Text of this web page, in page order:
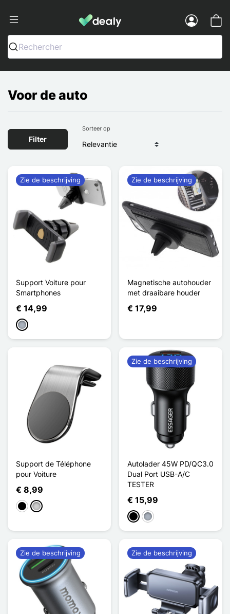
Dealy - Telefoonhoesjes en
Rechercher
Voor de auto
Filter
Sorteer op
Support Voiture pour
Smartphones
€ 14,99
Grijs
Zie de beschrijving
Magnetische autohouder
met draaibare houder
€ 17,99
Zie de beschrijving
Support de Téléphone
pour Voiture
€ 8,99
ZwartZilver
Autolader 45W PD/QC3.0
Dual Port USB-A/C
TESTER
€ 15,99
ZwartGrijs
Zie de beschrijving
Zie de beschrijving Zie de beschrijving